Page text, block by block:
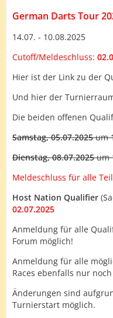
German Darts Tour
14.07. - 10.08.2025
Cutoff/Meldeschluss:
Hier ist der Link zu der
Und hier der
Die beiden offenen
Samstag, 05.07.2025um
Dienstag, 08.07.2025um
Meldeschluss für alle
Host Nation Qualifier
02.07.2025
Anmeldung für alle
Forum möglich!
Anmeldung für alle
Races ebenfalls nur
Änderungen sind
Turnierstart möglich.